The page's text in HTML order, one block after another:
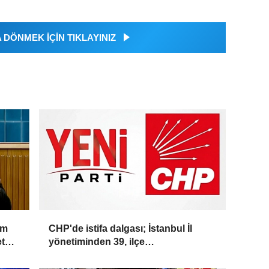
DÖNMEK İÇİN TIKLAYINIZ
CHP'de istifa dalgası; İstanbul İl
yönetiminden 39, ilçe